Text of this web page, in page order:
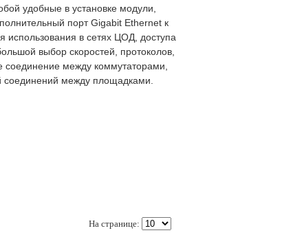
удобные в установке модули,
порт Gigabit Ethernet к
в сетях ЦОД, доступа
выбор скоростей, протоколов,
между коммутаторами,
соединений между площадками.
На странице: